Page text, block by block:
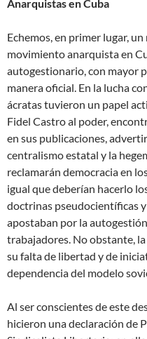
Anarquistas en Cuba
Echemos, en primer lugar,
movimiento anarquista en
autogestionario, con mayor
manera oficial. En la lucha
ácratas tuvieron un papel
Fidel Castro al poder,
en sus publicaciones,
centralismo estatal y la
reclamarán democracia en
igual que deberían hacerlo
doctrinas pseudocientíficas
apostaban por la
trabajadores. No obstante,
su falta de libertad y de
dependencia del modelo
Al ser conscientes de este
hicieron una declaración de